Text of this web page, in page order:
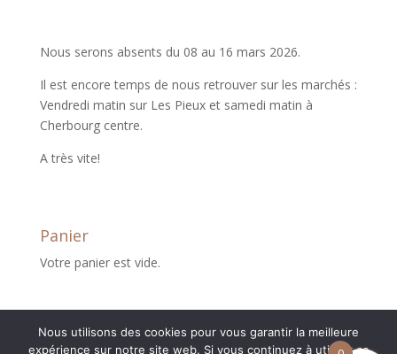
Nous serons absents du 08 au 16 mars 2026.
Il est encore temps de nous retrouver sur les marchés :
Vendredi matin sur Les Pieux et samedi matin à
Cherbourg centre.
A très vite!
Panier
Votre panier est vide.
Nous utilisons des cookies pour vous garantir la meilleure
expérience sur notre site web. Si vous continuez à utiliser ce